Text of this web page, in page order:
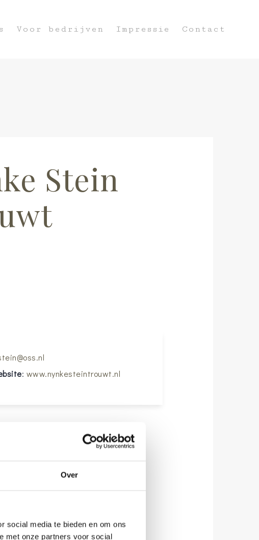
Over
social media te bieden en om ons
met onze partners voor social
Voor bedrijven Impressie Contact
Stein
: www.nynkesteintrouwt.nl